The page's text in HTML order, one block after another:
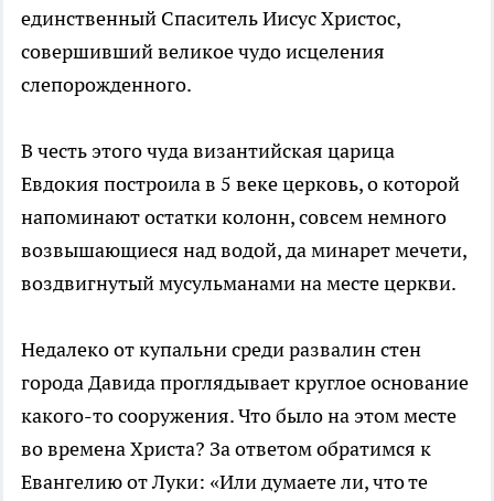
единственный Спаситель Иисус Христос,
совершивший великое чудо исцеления
слепорожденного.
В честь этого чуда византийская царица
Евдокия построила в 5 веке церковь, о которой
напоминают остатки колонн, совсем немного
возвышающиеся над водой, да минарет мечети,
воздвигнутый мусульманами на месте церкви.
Недалеко от купальни среди развалин стен
города Давида проглядывает круглое основание
какого-то сооружения. Что было на этом месте
во времена Христа? За ответом обратимся к
Евангелию от Луки: «Или думаете ли, что те